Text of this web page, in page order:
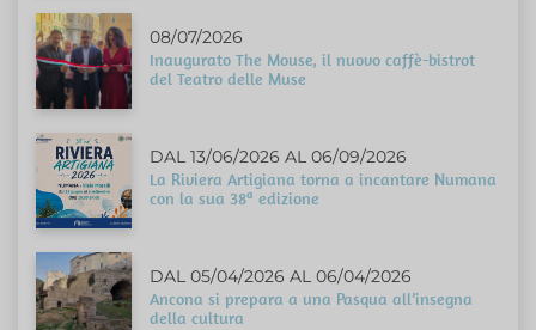
08/07/2026
Inaugurato The Mouse, il nuovo caffè-bistrot
del Teatro delle Muse
DAL 13/06/2026 AL 06/09/2026
La Riviera Artigiana torna a incantare Numana
con la sua 38ª edizione
DAL 05/04/2026 AL 06/04/2026
Ancona si prepara a una Pasqua all’insegna
della cultura